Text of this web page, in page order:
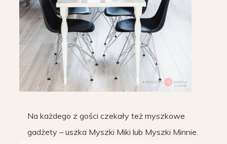
Na każdego z gości czekały też myszkowe
gadżety – uszka Myszki Miki lub Myszki Minnie.